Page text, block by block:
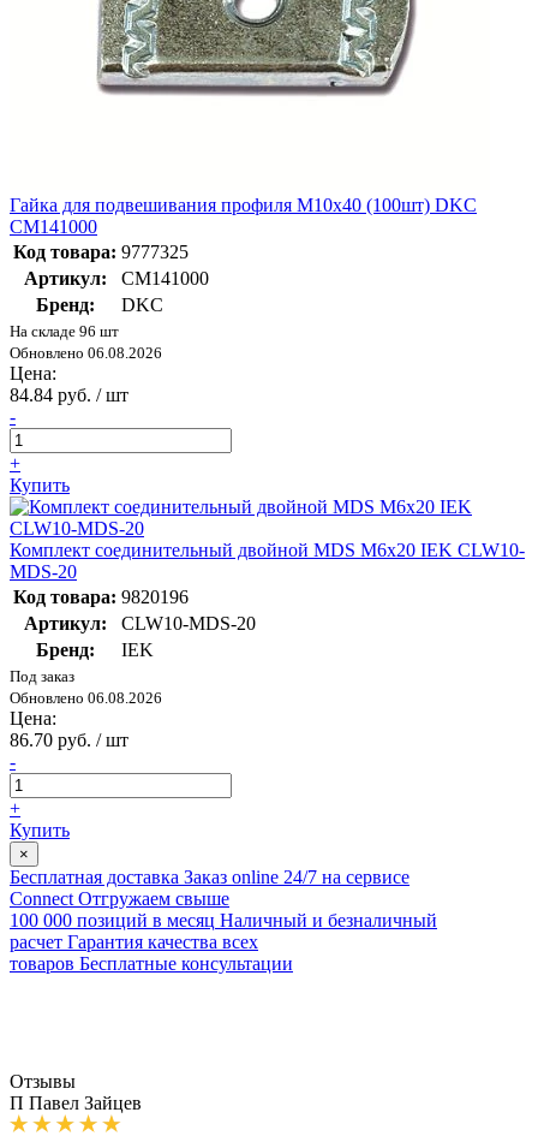
Гайка для подвешивания профиля М10х40 (100шт) DKC
CM141000
Код товара: 9777325
Артикул:
CM141000
Бренд:
DKC
На складе 96 шт
Обновлено 06.08.2026
Цена:
84.84 руб. / шт
-
+
Купить
Комплект соединительный двойной MDS М6х20 IEK CLW10-
MDS-20
Код товара: 9820196
Артикул:
CLW10-MDS-20
Бренд:
IEK
Под заказ
Обновлено 06.08.2026
Цена:
86.70 руб. / шт
-
+
Купить
×
Бесплатная доставка Заказ online 24/7 на сервисе
Connect Отгружаем свыше
100 000 позиций в месяц Наличный и безналичный
расчет Гарантия качества всех
товаров Бесплатные консультации
Отзывы
П Павел Зайцев